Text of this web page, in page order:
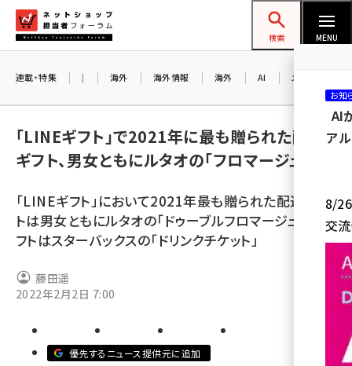
ン
ネットショップ担当者フォーラム
検索 MENU
yahoo (1901)
楽天 (1871)
アスクル (1119)
ビィ・フォアード (773)
連載・特集 | 海外 海外情報 海外 AI メタバース
「LINEギフト」で2021年に最も贈られた配送
ギフト、男女ともにルタオの「フロマージュ」
「LINEギフト」において2021年最も贈られた配送ギフ
トは男女ともにルタオの「ドゥーブルフロマージュ」。eギ
フトはスターバックスの「ドリンクチケット」
藤田遥
2022年2月2日 7:00
優先するニュース提供元に追加
お知
AI
ア
8/26
交